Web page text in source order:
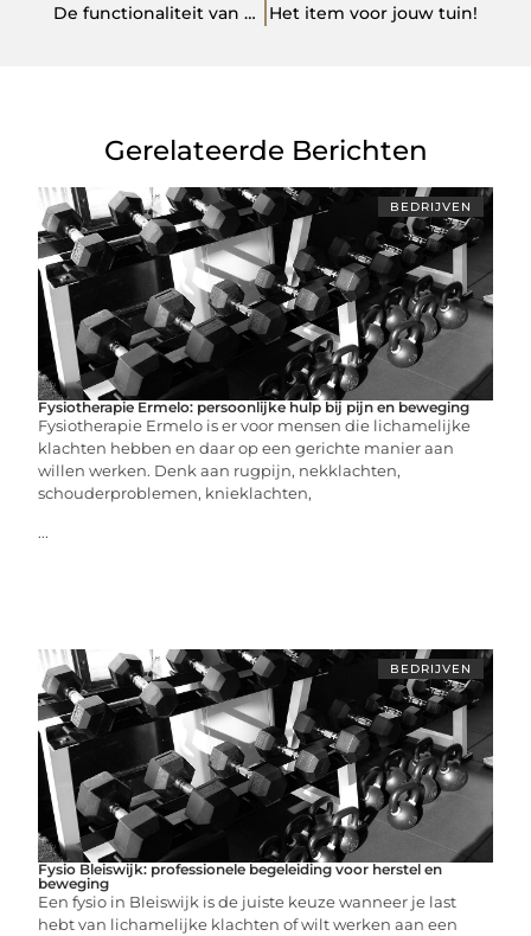
De functionaliteit van mobile inspections Het item voor jouw tuin!
Gerelateerde Berichten
BEDRIJVEN
Fysiotherapie Ermelo: persoonlijke hulp bij pijn en beweging
Fysiotherapie Ermelo is er voor mensen die lichamelijke
klachten hebben en daar op een gerichte manier aan
willen werken. Denk aan rugpijn, nekklachten,
schouderproblemen, knieklachten,
...
BEDRIJVEN
Fysio Bleiswijk: professionele begeleiding voor herstel en
beweging
Een fysio in Bleiswijk is de juiste keuze wanneer je last
hebt van lichamelijke klachten of wilt werken aan een